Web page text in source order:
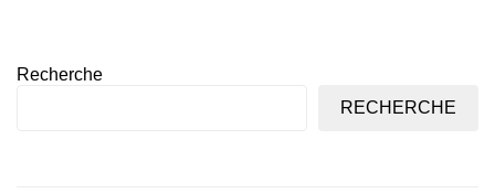
Recherche
RECHERCHE